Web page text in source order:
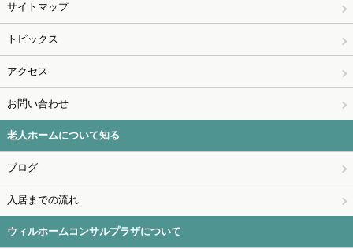
サイトマップ
トピックス
アクセス
お問い合わせ
老人ホームについて知る
ブログ
入居までの流れ
ウィルホームコンサルプラザについて